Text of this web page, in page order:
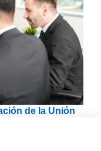
de la Unión
de FEDER